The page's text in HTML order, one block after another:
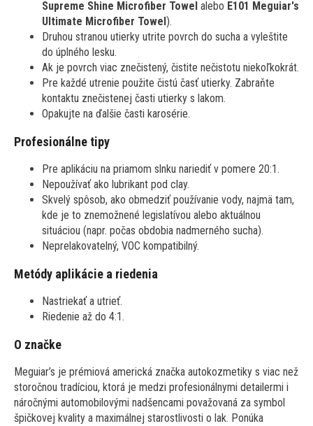
Supreme Shine Microfiber Towel alebo E101 Meguiar's
Ultimate Microfiber Towel ).
Druhou stranou utierky utrite povrch do sucha a vyleštite
do úplného lesku.
Ak je povrch viac znečistený, čistite nečistotu niekoľkokrát.
Pre každé utrenie použite čistú časť utierky. Zabraňte
kontaktu znečistenej časti utierky s lakom.
Opakujte na ďalšie časti karosérie.
Profesionálne tipy
Pre aplikáciu na priamom slnku nariediť v pomere 20:1.
Nepoužívať ako lubrikant pod clay.
Skvelý spôsob, ako obmedziť používanie vody, najmä tam,
kde je to znemožnené legislatívou alebo aktuálnou
situáciou (napr. počas obdobia nadmerného sucha).
Neprelakovatelný, VOC kompatibilný.
Metódy aplikácie a riedenia
Nastriekať a utrieť.
Riedenie až do 4:1.
O značke
Meguiar’s je prémiová americká značka autokozmetiky s viac než
storočnou tradíciou, ktorá je medzi profesionálnymi detailermi i
náročnými automobilovými nadšencami považovaná za symbol
špičkovej kvality a maximálnej starostlivosti o lak. Ponúka